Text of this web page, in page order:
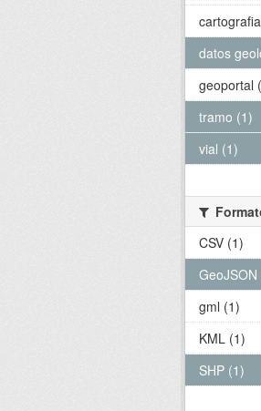
datos
geoportal
tramo (1)
vial (1)
CSV (1)
GeoJSON
gml (1)
KML (1)
SHP (1)